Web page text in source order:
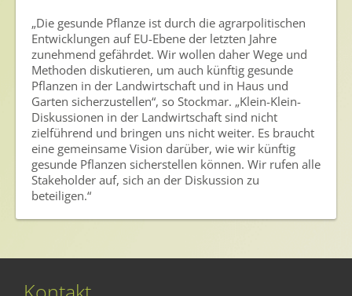
Veranstaltungen & Aktionen
Presse
Pressemitteilungen
Pressebilder
Pressemappe
Pressekontakt
Mediathek
„Die gesunde Pflanze ist durch die agrarpolitischen
Entwicklungen auf EU-Ebene der letzten Jahre
zunehmend gefährdet. Wir wollen daher Wege und
Methoden diskutieren, um auch künftig gesunde
Pflanzen in der Landwirtschaft und in Haus und
Garten sicherzustellen“, so Stockmar. „Klein-Klein-
Diskussionen in der Landwirtschaft sind nicht
zielführend und bringen uns nicht weiter. Es braucht
eine gemeinsame Vision darüber, wie wir künftig
gesunde Pflanzen sicherstellen können. Wir rufen alle
Stakeholder auf, sich an der Diskussion zu
beteiligen.“